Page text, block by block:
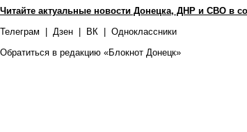
Читайте актуальные новости Донецка, ДНР и СВО в
Телеграм
Дзен ВК
Одноклассники
Обратиться в редакцию «Блокнот Донецк»